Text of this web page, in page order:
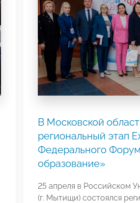
В Московской
региональный этап
Федерального
образование»
25 апреля в Российском
(г. Мытищи) состоялся